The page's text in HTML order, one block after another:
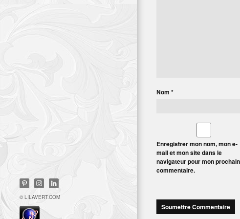
© LILAVERT.COM
Nom *
Enregistrer mon nom, mon e-
mail et mon site dans le
navigateur pour mon prochain
commentaire.